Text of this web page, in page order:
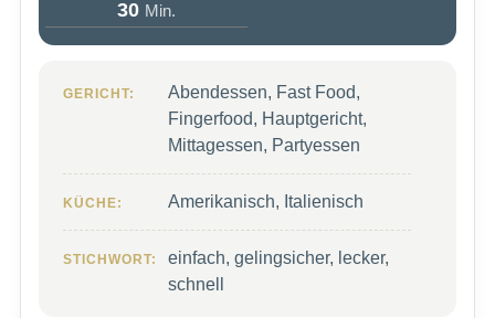
30Minuten
Min.
GERICHT:
Abendessen, Fast Food,
Fingerfood, Hauptgericht,
Mittagessen, Partyessen
KÜCHE: Amerikanisch, Italienisch
STICHWORT:
einfach, gelingsicher, lecker,
schnell